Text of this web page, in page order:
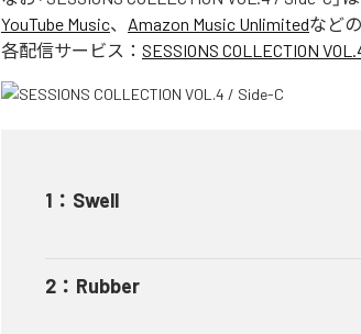
YouTube Music、 Amazon Music Unlimitedなど
各配信サービス： SESSIONS COLLECTION
1 ： Swell
2 ： Rubber